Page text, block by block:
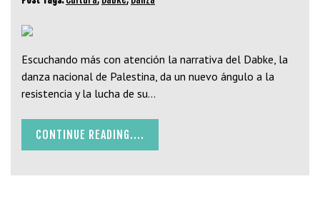
Escuchando más con atención la narrativa del Dabke, la
danza nacional de Palestina, da un nuevo ángulo a la
resistencia y la lucha de su…
CONTINUE READING....